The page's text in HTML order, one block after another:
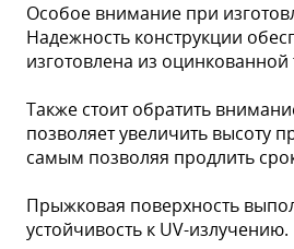
Особое внимание при
Надежность конструкции
изготовлена из
Также стоит обратить
позволяет увеличить высоту
самым позволяя продлить
Прыжковая поверхность
устойчивость к UV-излучению.